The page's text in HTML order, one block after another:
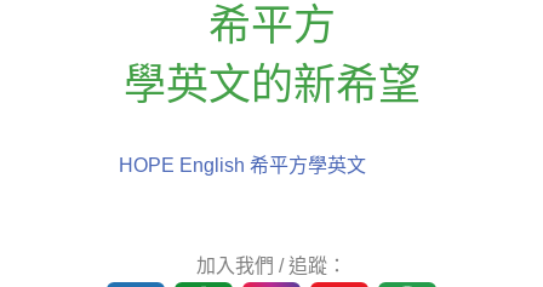
希平方
學英文的新希望
HOPE English 希平方學英文
加入我們 / 追蹤：